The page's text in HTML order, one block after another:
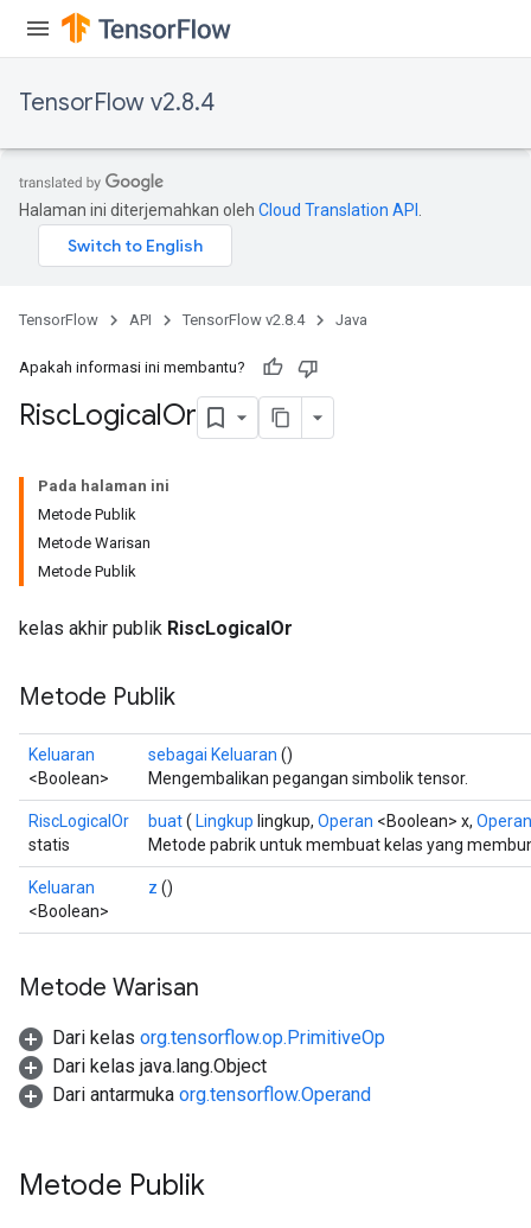
TensorFlow v2.8.4
Halaman ini diterjemahkan oleh Cloud Translation API
TensorFlow API TensorFlow v2.8.4 Java
Apakah informasi ini membantu?
RiscLogicalOr
Pada halaman ini
Metode Publik
Metode Warisan
Metode Publik
kelas akhir publik RiscLogicalOr
Metode Publik
Keluaran
<Boolean>
sebagai Keluaran ()
Mengembalikan pegangan simbolik tensor.
RiscLogicalOr
statis
buat( Lingkup lingkup, Operan <Boolean> x, Operan
Metode pabrik untuk membuat kelas yang
Keluaran
<Boolean>
z ()
Metode Warisan
Dari kelas org.tensorflow.op.PrimitiveOp
Dari kelas java.lang.Object
Dari antarmuka org.tensorflow.Operand
Metode Publik